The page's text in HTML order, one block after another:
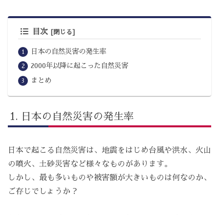
目次
日本の自然災害の発生率
2000年以降に起こった自然災害
まとめ
日本の自然災害の発生率
日本で起こる自然災害は、地震をはじめ台風や洪水、火山
の噴火、土砂災害など様々なものがあります。
しかし、最も多いものや被害額が大きいものは何なのか、
ご存じでしょうか？